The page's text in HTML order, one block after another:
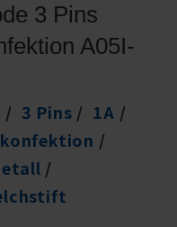
3 Pins
A05I-
3 Pins
1A